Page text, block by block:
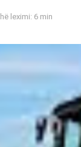
leximi: 6 min